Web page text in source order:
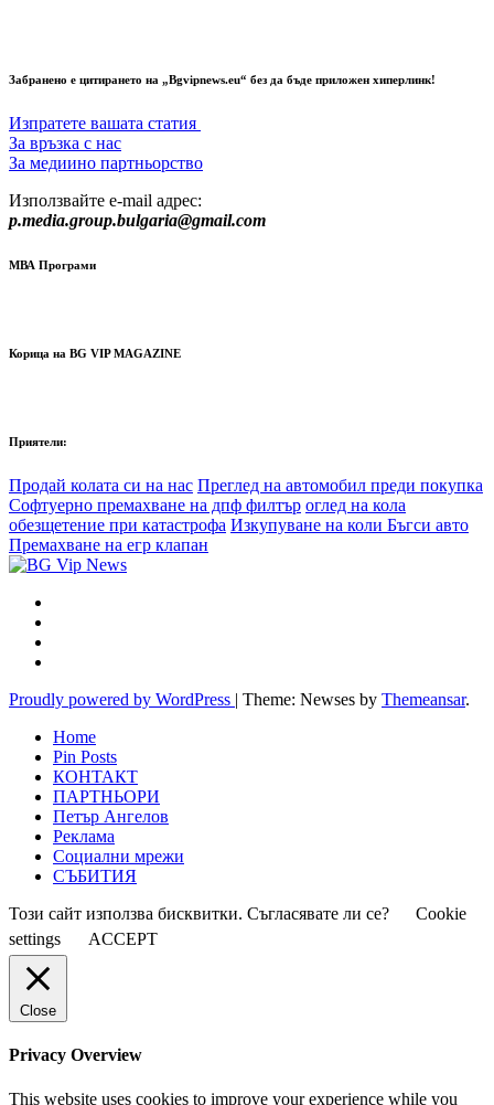
Забранено е цитирането на „Bgvipnews.eu“ без да бъде приложен хиперлинк!
Изпратете вашата статия
За връзка с нас
За медиино партньорство
Използвайте e-mail адрес:
p.media.group.bulgaria@gmail.com
МВА Програми
Корица на BG VIP MAGAZINE
Приятели:
Продай колата си на нас Преглед на автомобил преди покупка
Софтуерно премахване на дпф филтър оглед на кола
обезщетение при катастрофа Изкупуване на коли Бъгси авто
Премахване на егр клапан
Proudly powered by WordPress | Theme: Newses by Themeansar.
Home
Pin Posts
КОНТАКТ
ПАРТНЬОРИ
Петър Ангелов
Реклама
Социални мрежи
СЪБИТИЯ
Този сайт използва бисквитки. Съгласявате ли се?
Cookie
settings
ACCEPT
Close
Privacy Overview
This website uses cookies to improve your experience while you